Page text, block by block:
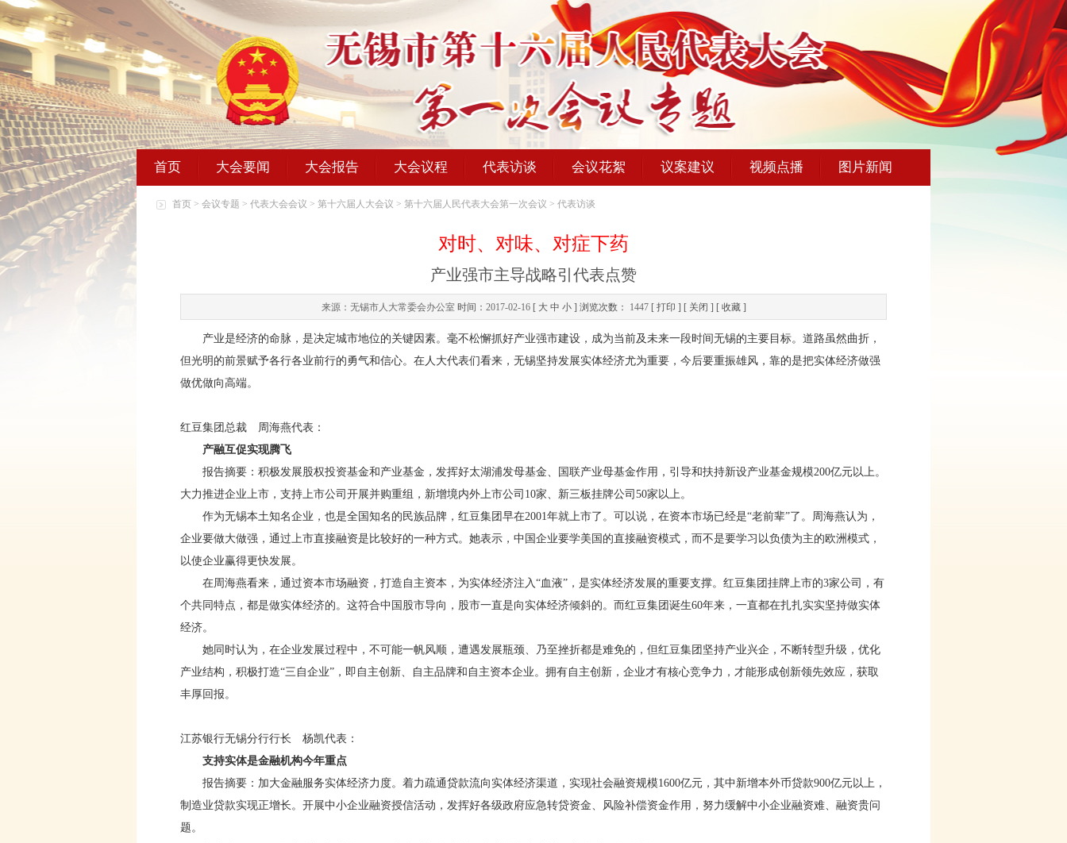
首页 大会要闻 大会报告 大会议程 代表访谈 会议花絮 议案建议 视频点播 图片新闻
首页 > 会议专题 > 代表大会会议 > 第十六届人大会议 > 第十六届人民代表大会第一次会议 > 代表访谈
对时、对味、对症下药
产业强市主导战略引代表点赞
来源：无锡市人大常委会办公室 时间： 2017-02-16[ 大 中 小] 浏览次数： 1447 [ 打印 ] [ 关闭 ] [ 收藏]
产业是经济的命脉，是决定城市地位的关键因素。毫不松懈抓好产业强市建设，成为当前及未来一段时间无锡的主要目标。道路虽然曲折，
但光明的前景赋予各行各业前行的勇气和信心。在人大代表们看来，无锡坚持发展实体经济尤为重要，今后要重振雄风，靠的是把实体经济做强
做优做向高端。
红豆集团总裁 周海燕代表：
产融互促实现腾飞
报告摘要：积极发展股权投资基金和产业基金，发挥好太湖浦发母基金、国联产业母基金作用，引导和扶持新设产业基金规模200亿元以上。
大力推进企业上市，支持上市公司开展并购重组，新增境内外上市公司10家、新三板挂牌公司50家以上。
作为无锡本土知名企业，也是全国知名的民族品牌，红豆集团早在2001年就上市了。可以说，在资本市场已经是“老前辈”了。周海燕认为，
企业要做大做强，通过上市直接融资是比较好的一种方式。她表示，中国企业要学美国的直接融资模式，而不是要学习以负债为主的欧洲模式，
以使企业赢得更快发展。
在周海燕看来，通过资本市场融资，打造自主资本，为实体经济注入“血液”，是实体经济发展的重要支撑。红豆集团挂牌上市的3家公司，有
个共同特点，都是做实体经济的。这符合中国股市导向，股市一直是向实体经济倾斜的。而红豆集团诞生60年来，一直都在扎扎实实坚持做实体
经济。
她同时认为，在企业发展过程中，不可能一帆风顺，遭遇发展瓶颈、乃至挫折都是难免的，但红豆集团坚持产业兴企，不断转型升级，优化
产业结构，积极打造“三自企业”，即自主创新、自主品牌和自主资本企业。拥有自主创新，企业才有核心竞争力，才能形成创新领先效应，获取
丰厚回报。
江苏银行无锡分行行长 杨凯代表：
支持实体是金融机构今年重点
报告摘要：加大金融服务实体经济力度。着力疏通贷款流向实体经济渠道，实现社会融资规模1600亿元，其中新增本外币贷款900亿元以上，
制造业贷款实现正增长。开展中小企业融资授信活动，发挥好各级政府应急转贷资金、风险补偿资金作用，努力缓解中小企业融资难、融资贵问
题。